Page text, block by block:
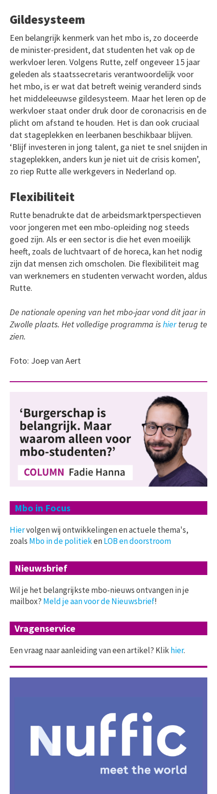
Gildesysteem
Een belangrijk kenmerk van het mbo is, zo doceerde
de minister-president, dat studenten het vak op de
werkvloer leren. Volgens Rutte, zelf ongeveer 15 jaar
geleden als staatssecretaris verantwoordelijk voor
het mbo, is er wat dat betreft weinig veranderd sinds
het middeleeuwse gildesysteem. Maar het leren op de
werkvloer staat onder druk door de coronacrisis en de
plicht om afstand te houden. Het is dan ook cruciaal
dat stageplekken en leerbanen beschikbaar blijven.
‘Blijf investeren in jong talent, ga niet te snel snijden in
stageplekken, anders kun je niet uit de crisis komen’,
zo riep Rutte alle werkgevers in Nederland op.
Flexibiliteit
Rutte benadrukte dat de arbeidsmarktperspectieven
voor jongeren met een mbo-opleiding nog steeds
goed zijn. Als er een sector is die het even moeilijk
heeft, zoals de luchtvaart of de horeca, kan het nodig
zijn dat mensen zich omscholen. Die flexibiliteit mag
van werknemers en studenten verwacht worden, aldus
Rutte.
De nationale opening van het mbo-jaar vond dit jaar in
Zwolle plaats. Het volledige programma ishierterug te
zien.
Foto: Joep van Aert
Mbo in Focus
Hiervolgen wij ontwikkelingen en actuele thema's,
zoals Mbo in de politiekenLOB en doorstroom
Nieuwsbrief
Wil je het belangrijkste mbo-nieuws ontvangen in je
mailbox? Meld je aan voor de Nieuwsbrief!
Vragenservice
Een vraag naar aanleiding van een artikel? Klikhier.